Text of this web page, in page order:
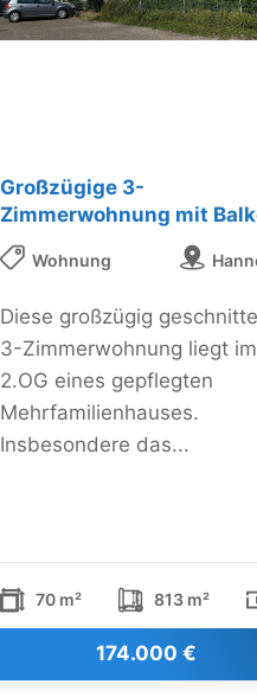
Großzügige 3-
Zimmerwohnung mit
Wohnung
Diese großzügig
3-Zimmerwohnung liegt im
2.OG eines gepflegten
Mehrfamilienhauses.
Insbesondere das...
70 m² 813 m²
174.000 €